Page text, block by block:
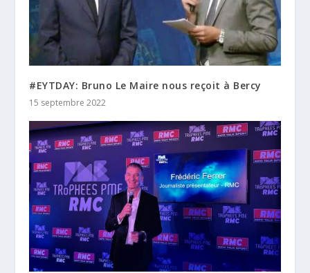
#EYTDAY: Bruno Le Maire nous reçoit à Bercy
15 septembre 2022